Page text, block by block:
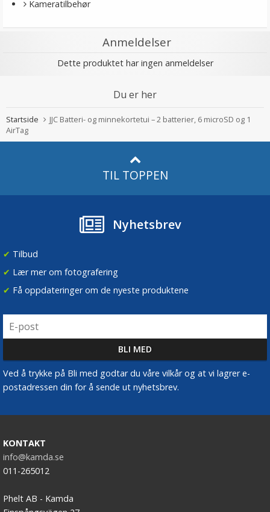
Kameratilbehør
Anmeldelser
Dette produktet har ingen anmeldelser
Du er her
Startside
JJC Batteri- og minnekortetui – 2 batterier, 6 microSD og 1
AirTag
TIL TOPPEN
Nyhetsbrev
✔ Tilbud
✔ Lær mer om fotografering
✔ Få oppdateringer om de nyeste produktene
Ved å trykke på Bli med godtar du våre vilkår og at vi lagrer e-
postadressen din for å sende ut nyhetsbrev.
KONTAKT
info@kamda.se
011-265012
Phelt AB - Kamda